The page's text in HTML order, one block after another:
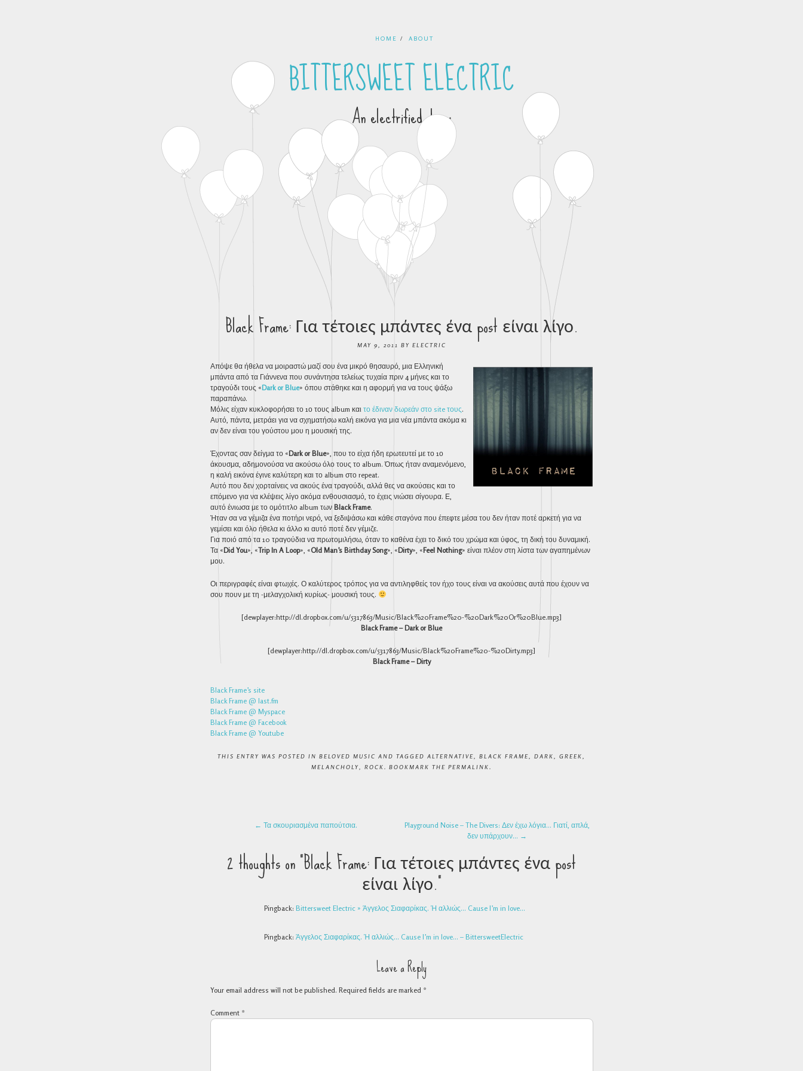
MENU HOME ABOUT
BITTERSWEET ELECTRIC
An electrified diary
Black Frame: Για τέτοιες μπάντες ένα post είναι λίγο.
MAY 9, 2011 BY ELECTRIC
Απόψε θα ήθελα να μοιραστώ μαζί σου ένα μικρό θησαυρό, μια Ελληνική
μπάντα από τα Γιάννενα που συνάντησα τελείως τυχαία πριν 4 μήνες και το
τραγούδι τους «Dark or Blue» όπου στάθηκε και η αφορμή για να τους ψάξω
παραπάνω.
Μόλις είχαν κυκλοφορήσει το 1ο τους album και το έδιναν δωρεάν στο site τους.
Αυτό, πάντα, μετράει για να σχηματήσω καλή εικόνα για μια νέα μπάντα ακόμα κι
αν δεν είναι του γούστου μου η μουσική της.
Έχοντας σαν δείγμα το «Dark or Blue», που το είχα ήδη ερωτευτεί με το 1ο
άκουσμα, αδημονούσα να ακούσω όλο τους το album. Όπως ήταν αναμενόμενο,
η καλή εικόνα έγινε καλύτερη και το album στο repeat.
Αυτό που δεν χορταίνεις να ακούς ένα τραγούδι, αλλά θες να ακούσεις και το
επόμενο για να κλέψεις λίγο ακόμα ενθουσιασμό, το έχεις νιώσει σίγουρα. Ε,
αυτό ένιωσα με το ομότιτλο album των Black Frame.
Ήταν σα να γέμιζα ένα ποτήρι νερό, να ξεδιψάσω και κάθε σταγόνα που έπεφτε μέσα του δεν ήταν ποτέ αρκετή για να
γεμίσει και όλο ήθελα κι άλλο κι αυτό ποτέ δεν γέμιζε.
Για ποιό από τα 10 τραγούδια να πρωτομιλήσω, όταν το καθένα έχει το δικό του χρώμα και ύφος, τη δική του δυναμική.
Τα «Did You», «Trip In A Loop», «Old Man’s Birthday Song», «Dirty», «Feel Nothing» είναι πλέον στη λίστα των αγαπημένων
μου.
Οι περιγραφές είναι φτωχές. Ο καλύτερος τρόπος για να αντιληφθείς τον ήχο τους είναι να ακούσεις αυτά που έχουν να
σου πουν με τη -μελαγχολική κυρίως- μουσική τους.
[dewplayer:http://dl.dropbox.com/u/5317863/Music/Black%20Frame%20-%20Dark%20Or%20Blue.mp3]
Black Frame – Dark or Blue
[dewplayer:http://dl.dropbox.com/u/5317863/Music/Black%20Frame%20-%20Dirty.mp3]
Black Frame – Dirty
Black Frame’s site
Black Frame @ last.fm
Black Frame @ Myspace
Black Frame @ Facebook
Black Frame @ Youtube
THIS ENTRY WAS POSTED IN BELOVED MUSIC AND TAGGED ALTERNATIVE BLACK FRAME DARK GREEK
MELANCHOLY
ROCK . BOOKMARK THE PERMALINK .
POST NAVIGATION
← Τα σκουριασμένα παπούτσια.
Playground Noise – The Divers: Δεν έχω λόγια… Γιατί, απλά,
δεν υπάρχουν… →
2 thoughts on “Black Frame: Για τέτοιες μπάντες ένα post
είναι λίγο.”
Pingback: Bittersweet Electric » Άγγελος Σιαφαρίκας. Ή αλλιώς… Cause I’m in love…
Pingback: Άγγελος Σιαφαρίκας. Ή αλλιώς… Cause I’m in love… – BittersweetElectric
Leave a Reply
Your email address will not be published. Required fields are marked *
Comment *